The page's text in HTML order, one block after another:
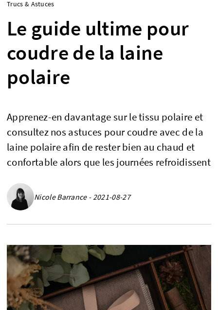
Trucs & Astuces
Le guide ultime pour
coudre de la laine
polaire
Apprenez-en davantage sur le tissu polaire et
consultez nos astuces pour coudre avec de la
laine polaire afin de rester bien au chaud et
confortable alors que les journées refroidissent
Nicole Barrance - 2021-08-27